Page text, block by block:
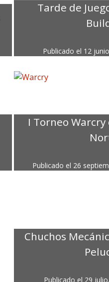
Tarde de
Publicado el 12
I Torneo
Publicado el 26
Chuchos
Publicado el 29